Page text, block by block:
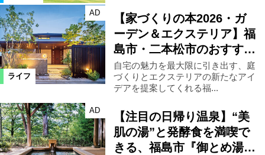
ライフ
AD
【家づくりの本2026・ガ
ーデン＆エクステリア】福
島市・二本松市のおすす…
自宅の魅力を最大限に引き出す、庭
づくりとエクステリアの新たなアイ
デアを提案してくれる福...
AD
【注目の日帰り温泉】“美
肌の湯”と発酵食を満喫で
きる、福島市『御とめ湯…